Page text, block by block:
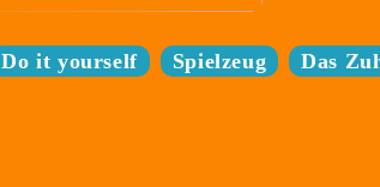
Do it yourself Spielzeug Das